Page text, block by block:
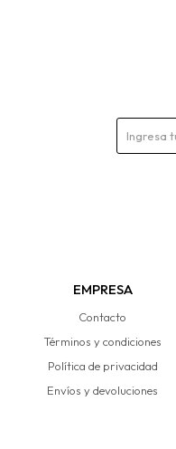
EMPRESA
Contacto
Términos y condiciones
Política de privacidad
Envíos y devoluciones